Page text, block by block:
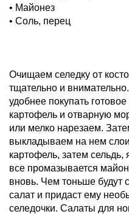
• Майонез
• Соль, перец
Очищаем селедку от
тщательно и
удобнее покупать
картофель и отварную
или мелко нарезаем.
выкладываем на нем
картофель, затем
все промазывается
вновь. Чем тоньше будут
салат и придаст ему
селедочки. Салаты для